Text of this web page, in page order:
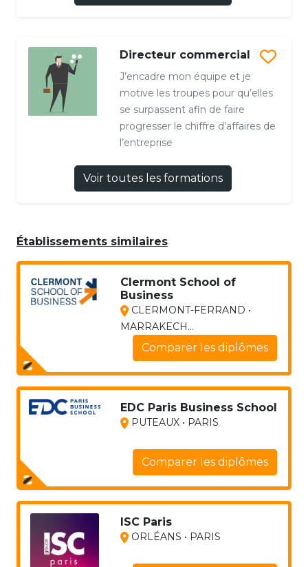
Directeur commercial
J’encadre mon équipe et je
motive les troupes pour qu’elles
se surpassent afin de faire
progresser le chiffre d’affaires de
l’entreprise
Voir toutes les formations
Établissements similaires
Clermont School of
Business
CLERMONT-FERRAND •
MARRAKECH...
Comparer les diplômes
EDC Paris Business School
PUTEAUX • PARIS
Comparer les diplômes
ISC Paris
ORLÉANS • PARIS